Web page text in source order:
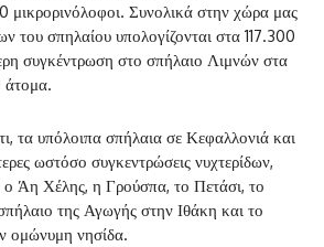
μικρορινόλοφοι. Συνολικά στην χώρα μας
του σπηλαίου υπολογίζονται στα 117.300
συγκέντρωση στο σπήλαιο Λιμνών στα
άτομα.
τα υπόλοιπα σπήλαια σε Κεφαλλονιά και
ωστόσο συγκεντρώσεις νυχτερίδων,
ο Άη Χέλης, η Γρούσπα, το Πετάσι, το
της Αγωγής στην Ιθάκη και το
ομώνυμη νησίδα.